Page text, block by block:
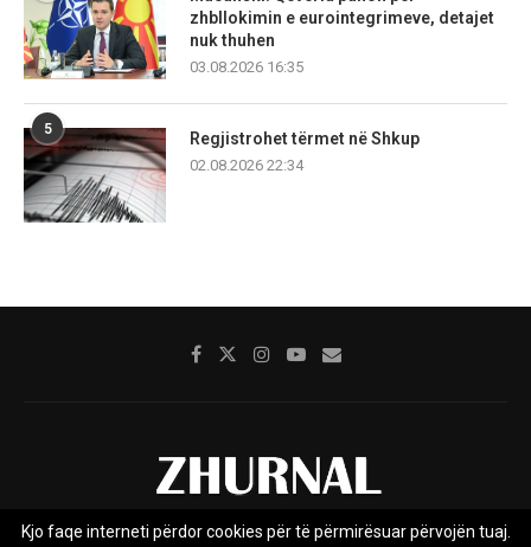
zhbllokimin e eurointegrimeve, detajet
nuk thuhen
03.08.2026 16:35
5
Regjistrohet tërmet në Shkup
02.08.2026 22:34
Kjo faqe interneti përdor cookies për të përmirësuar përvojën tuaj.